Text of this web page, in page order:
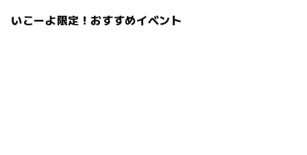
いこーよ限定！おすすめイベント